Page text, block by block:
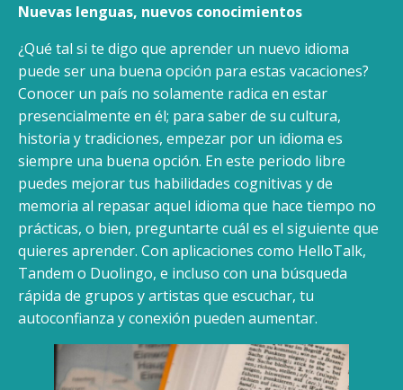
Nuevas lenguas, nuevos conocimientos
¿Qué tal si te digo que aprender un nuevo idioma
puede ser una buena opción para estas vacaciones?
Conocer un país no solamente radica en estar
presencialmente en él; para saber de su cultura,
historia y tradiciones, empezar por un idioma es
siempre una buena opción. En este periodo libre
puedes mejorar tus habilidades cognitivas y de
memoria al repasar aquel idioma que hace tiempo no
prácticas, o bien, preguntarte cuál es el siguiente que
quieres aprender. Con aplicaciones como HelloTalk,
Tandem o Duolingo, e incluso con una búsqueda
rápida de grupos y artistas que escuchar, tu
autoconfianza y conexión pueden aumentar.